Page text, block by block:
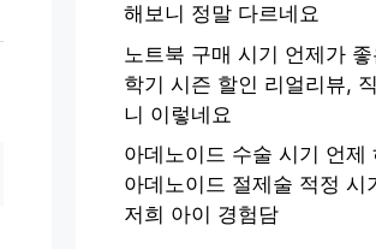
해보니 정말 다르네요
노트북 구매 시기 언제가
학기 시즌 할인 리얼리뷰,
니 이렇네요
아데노이드 수술 시기 언제
아데노이드 절제술 적정 시
저희 아이 경험담